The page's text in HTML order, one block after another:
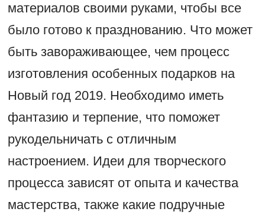
материалов своими руками, чтобы все
было готово к празднованию. Что может
быть завораживающее, чем процесс
изготовления особенных подарков на
Новый год 2019. Необходимо иметь
фантазию и терпение, что поможет
рукодельничать с отличным
настроением. Идеи для творческого
процесса зависят от опыта и качества
мастерства, также какие подручные